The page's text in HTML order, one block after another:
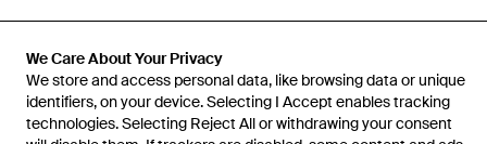
We Care About Your Privacy
We store and access personal data, like browsing data or unique
identifiers, on your device. Selecting I Accept enables tracking
technologies. Selecting Reject All or withdrawing your consent
Hulp en informatie